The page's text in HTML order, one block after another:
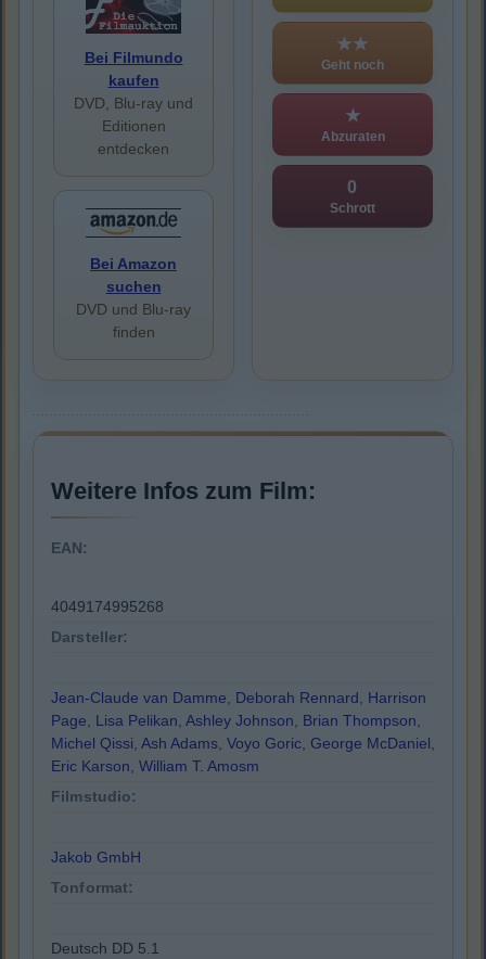
Bei Filmundo
kaufen
DVD, Blu-ray und
Editionen
entdecken
Bei Amazon
suchen
DVD und Blu-ray
finden
★★
Geht noch
★
Abzuraten
0
Schrott
Weitere Infos zum Film:
EAN:
4049174995268
Darsteller:
Jean-Claude van Damme, Deborah Rennard, Harrison
Page, Lisa Pelikan, Ashley Johnson, Brian Thompson,
Michel Qissi, Ash Adams, Voyo Goric, George McDaniel,
Eric Karson, William T. Amosm
Filmstudio:
Jakob GmbH
Tonformat:
Deutsch DD 5.1